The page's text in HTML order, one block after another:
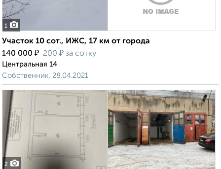
1
Участок 10 сот., ИЖС, 17 км от города
140 000 ₽ 200 ₽ за сотку
Центральная 14
Собственник, 28.04.2021
2